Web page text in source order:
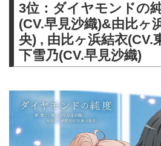
広げたオ
ろかず。ゲ
『
リオランド
編曲で『ポ
曲家として
のライブパ
義:Chip
よる、全
3位：ダイヤモンドの
(CV.早見沙織)&由比ヶ
央) , 由比ヶ浜結衣(CV.
下雪乃(CV.早見沙織)